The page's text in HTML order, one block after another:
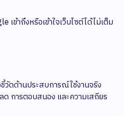
เข้าถึงหรือเข้าใจเว็บไซต์ได้ไม่เต็ม
วัดด้านประสบการณ์ใช้งานจริง
ด การตอบสนอง และความเสถียร